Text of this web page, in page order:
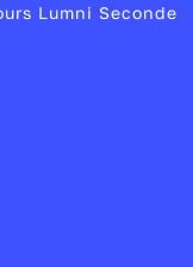
Lumni Seconde